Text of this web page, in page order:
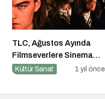
TLC, Ağustos Ayında
Filmseverlere Sinema
Dolu Akşamlar Sunuyor
Kültür Sanat 1 yıl önce